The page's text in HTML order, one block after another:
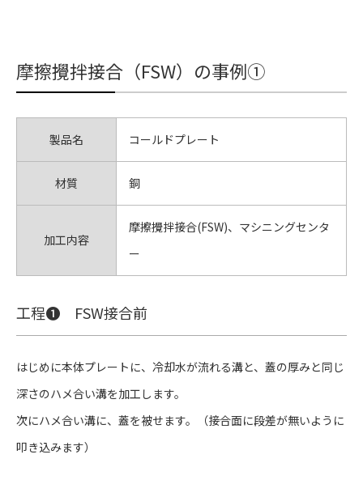
摩擦攪拌接合（FSW）の事例①
製品名 コールドプレート
材質 銅
加工内容
摩擦攪拌接合(FSW)、マシニングセンタ
ー
工程❶ FSW接合前
はじめに本体プレートに、冷却水が流れる溝と、蓋の厚みと同じ
深さのハメ合い溝を加工します。
次にハメ合い溝に、蓋を被せます。（接合面に段差が無いように
叩き込みます）